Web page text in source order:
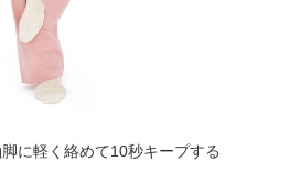
に軽く絡めて10秒キープする